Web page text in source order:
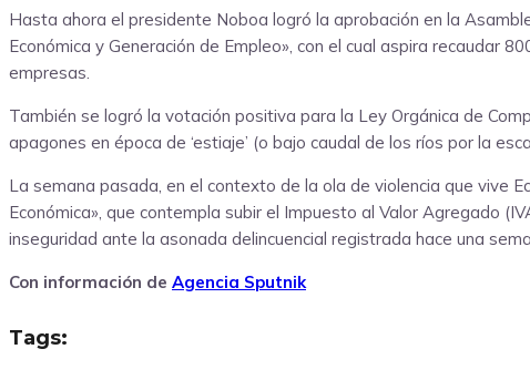
Hasta ahora el presidente Noboa logró la aprobación en la
Económica y Generación de Empleo», con el cual aspira recaudar
empresas.
También se logró la votación positiva para la Ley Orgánica de
apagones en época de ‘estiaje’ (o bajo caudal de los ríos por la
La semana pasada, en el contexto de la ola de violencia que vive
Económica», que contempla subir el Impuesto al Valor Agregado
inseguridad ante la asonada delincuencial registrada hace una
Con información de Agencia Sputnik
Tags: